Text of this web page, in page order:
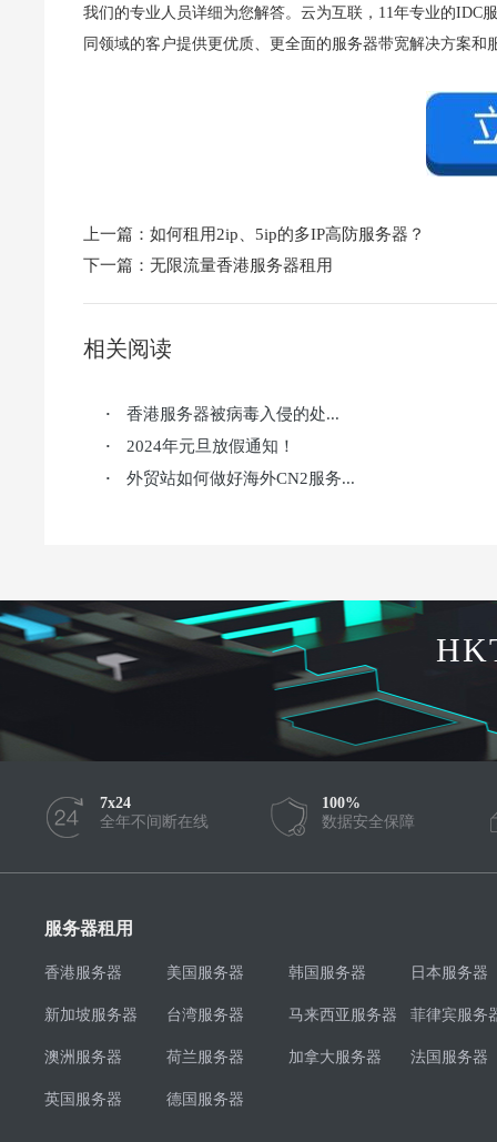
我们的专业人员详细为您解答。云为互联，11年专业的IDC
同领域的客户提供更优质、更全面的服务器带宽解决方案和
上一篇： 如何租用2ip、5ip的多IP高防服务器？
下一篇： 无限流量香港服务器租用
相关阅读
· 香港服务器被病毒入侵的处...
· 2024年元旦放假通知！
· 外贸站如何做好海外CN2服务...
7x24
全年不间断在线
100%
数据安全保障
服务器租用
香港服务器 美国服务器 韩国服务器 日本服务器
新加坡服务器 台湾服务器 马来西亚服务器 菲律宾服务
澳洲服务器 荷兰服务器 加拿大服务器 法国服务器
英国服务器 德国服务器